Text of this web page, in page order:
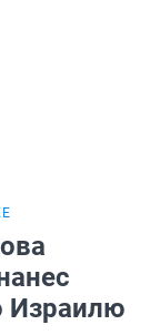
Израилю